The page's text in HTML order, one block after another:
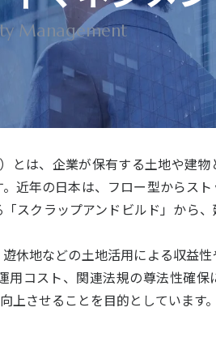
Management
とは、企業が保有する土地や建
近年の日本は、フロー型からス
スクラップアンドビルド」から
休地などの土地活用による収益
コスト、関連法規の尊法性確
上させることを目的としています。